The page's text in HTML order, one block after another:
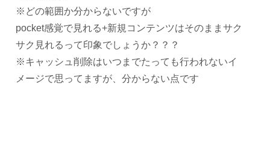
※どの範囲か分からないですが
pocket感覚で見れる+新規コンテンツはそのままサク
サク見れるって印象でしょうか？？？
※キャッシュ削除はいつまでたっても行われないイ
メージで思ってますが、分からない点です